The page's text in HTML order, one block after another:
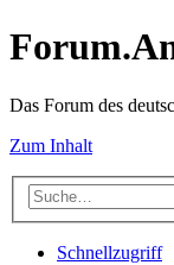
Das Forum des
Zum Inhalt
Schnellzugriff